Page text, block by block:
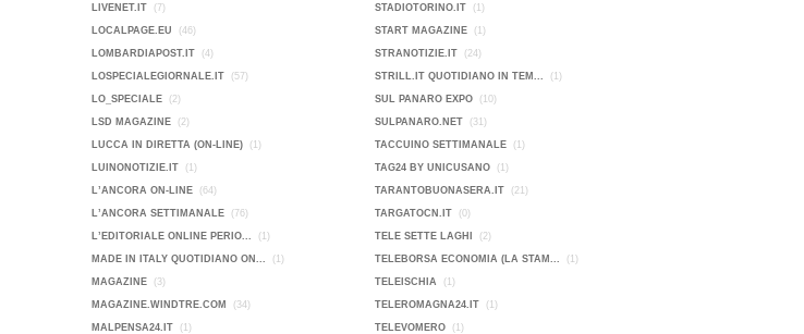
LIVENET.IT (7)
LOCALPAGE.EU (46)
LOMBARDIAPOST.IT (4)
LOSPECIALEGIORNALE.IT (57)
LO_SPECIALE (2)
LSD MAGAZINE (2)
LUCCA IN DIRETTA (ON-LINE) (1)
LUINONOTIZIE.IT (1)
L’ANCORA ON-LINE (64)
L’ANCORA SETTIMANALE (76)
L’EDITORIALE ONLINE PERIO... (1)
MADE IN ITALY QUOTIDIANO ON... (1)
MAGAZINE (3)
MAGAZINE.WINDTRE.COM (34)
MALPENSA24.IT (1)
STADIOTORINO.IT (1)
START MAGAZINE (1)
STRANOTIZIE.IT (24)
STRILL.IT QUOTIDIANO IN TEM... (1)
SUL PANARO EXPO (10)
SULPANARO.NET (31)
TACCUINO SETTIMANALE (1)
TAG24 BY UNICUSANO (1)
TARANTOBUONASERA.IT (21)
TARGATOCN.IT (0)
TELE SETTE LAGHI (2)
TELEBORSA ECONOMIA (LA STAM... (1)
TELEISCHIA (1)
TELEROMAGNA24.IT (1)
TELEVOMERO (1)